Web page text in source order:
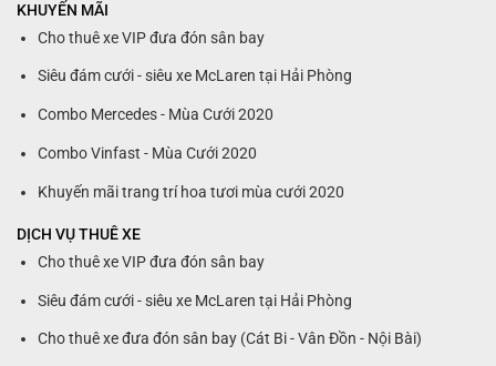
KHUYẾN MÃI
Cho thuê xe VIP đưa đón sân bay
Siêu đám cưới - siêu xe McLaren tại Hải Phòng
Combo Mercedes - Mùa Cưới 2020
Combo Vinfast - Mùa Cưới 2020
Khuyến mãi trang trí hoa tươi mùa cưới 2020
DỊCH VỤ THUÊ XE
Cho thuê xe VIP đưa đón sân bay
Siêu đám cưới - siêu xe McLaren tại Hải Phòng
Cho thuê xe đưa đón sân bay (Cát Bi - Vân Đồn - Nội Bài)